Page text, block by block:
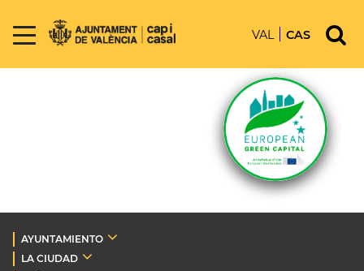
VAL CAS
AYUNTAMIENTO
LA CIUDAD